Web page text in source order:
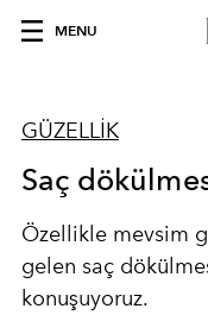
MENU
GÜZELLİK
Saç
Özellikle mevsim
gelen saç
konuşuyoruz.